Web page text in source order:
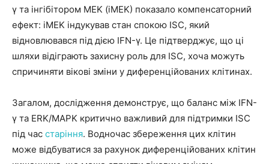
γ та інгібітором MEK (iMEK) показало компенсаторний
ефект: iMEK індукував стан спокою ISC, який
відновлювався під дією IFN-γ. Це підтверджує, що ці
шляхи відіграють захисну роль для ISC, хоча можуть
спричиняти вікові зміни у диференційованих клітинах.
Загалом, дослідження демонструє, що баланс між IFN-
γ та ERK/MAPK критично важливий для підтримки ISC
під час старіння. Водночас збереження цих клітин
може відбуватися за рахунок диференційованих клітин